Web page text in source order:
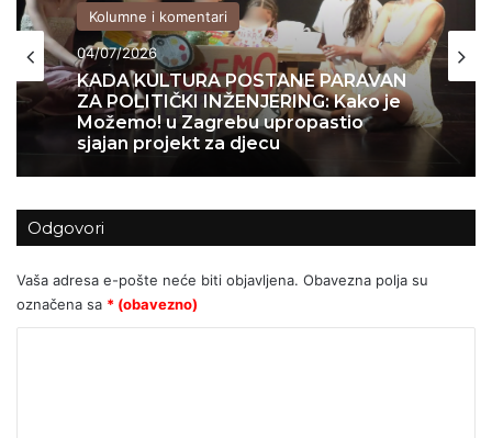
Kolumne i komentari
04/07/2026
KADA KULTURA POSTANE PARAVAN
ZA POLITIČKI INŽENJERING: Kako je
Možemo! u Zagrebu upropastio
sjajan projekt za djecu
Odgovori
Vaša adresa e-pošte neće biti objavljena. Obavezna polja su
označena sa * (obavezno)